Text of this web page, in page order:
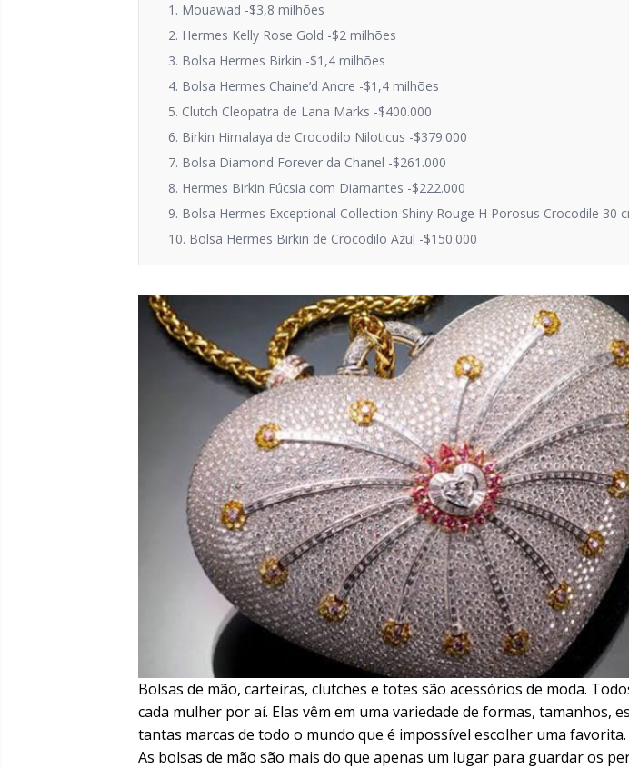
1. Mouawad -$3,8 milhões
2. Hermes Kelly Rose Gold -$2 milhões
3. Bolsa Hermes Birkin -$1,4 milhões
4. Bolsa Hermes Chaine’d Ancre -$1,4 milhões
5. Clutch Cleopatra de Lana Marks -$400.000
6. Birkin Himalaya de Crocodilo Niloticus -$379.000
7. Bolsa Diamond Forever da Chanel -$261.000
8. Hermes Birkin Fúcsia com Diamantes -$222.000
9. Bolsa Hermes Exceptional Collection Shiny Rouge H Porosus Crocodile 30
10. Bolsa Hermes Birkin de Crocodilo Azul -$150.000
Bolsas de mão, carteiras, clutches e totes são acessórios de moda.
cada mulher por aí. Elas vêm em uma variedade de formas, tamanhos,
tantas marcas de todo o mundo que é impossível escolher uma favorita.
As bolsas de mão são mais do que apenas um lugar para guardar os